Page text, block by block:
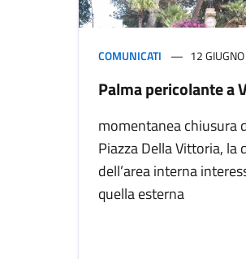
COMUNICATI 12
Palma pericolante a
momentanea chiusura
Piazza Della Vittoria, la
dell’area interna
quella esterna